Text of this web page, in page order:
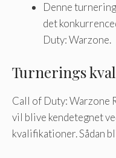
Denne
det
Duty: Warzone.
Turnerings
Call of Duty: Warzone
vil blive kendetegnet
kvalifikationer. Sådan